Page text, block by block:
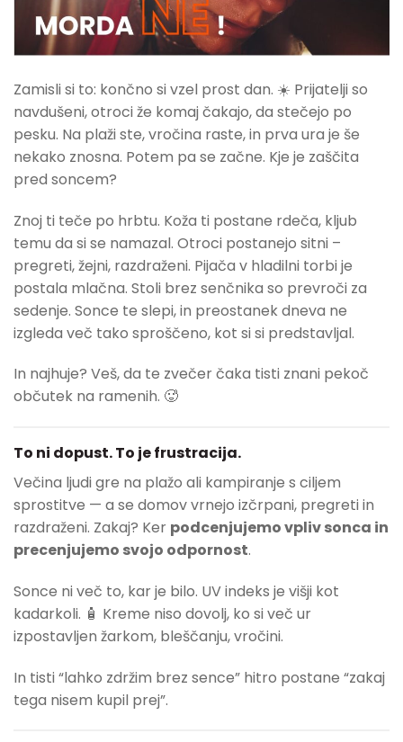
Zamisli si to: končno si vzel prost dan. ☀️ Prijatelji so
navdušeni, otroci že komaj čakajo, da stečejo po
pesku. Na plaži ste, vročina raste, in prva ura je še
nekako znosna. Potem pa se začne. Kje je zaščita
pred soncem?
Znoj ti teče po hrbtu. Koža ti postane rdeča, kljub
temu da si se namazal. Otroci postanejo sitni –
pregreti, žejni, razdraženi. Pijača v hladilni torbi je
postala mlačna. Stoli brez senčnika so prevroči za
sedenje. Sonce te slepi, in preostanek dneva ne
izgleda več tako sproščeno, kot si si predstavljal.
In najhuje? Veš, da te zvečer čaka tisti znani pekoč
občutek na ramenih. 🥵
To ni dopust. To je frustracija.
Večina ljudi gre na plažo ali kampiranje s ciljem
sprostitve — a se domov vrnejo izčrpani, pregreti in
razdraženi. Zakaj? Ker podcenjujemo vpliv sonca in
precenjujemo svojo odpornost.
Sonce ni več to, kar je bilo. UV indeks je višji kot
kadarkoli. 🧴 Kreme niso dovolj, ko si več ur
izpostavljen žarkom, bleščanju, vročini.
In tisti “lahko zdržim brez sence” hitro postane “zakaj
tega nisem kupil prej”.